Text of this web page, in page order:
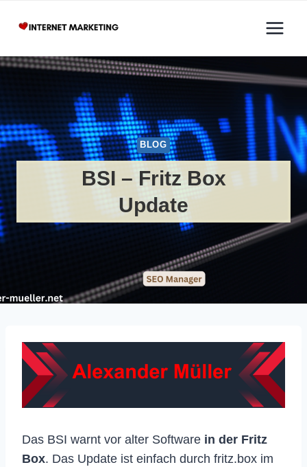
Inhalt
BLOG
BSI – Fritz Box
Update
Das BSI warnt vor alter Software in der Fritz
Box. Das Update ist einfach durch fritz.box im